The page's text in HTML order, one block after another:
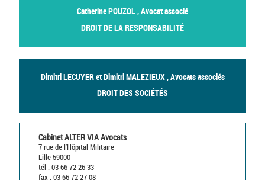
Catherine POUZOL , Avocat associé
DROIT DE LA RESPONSABILITÉ
Dimitri LECUYER et Dimitri MALEZIEUX , Avocats associés
DROIT DES SOCIÉTÉS
Cabinet ALTER VIA Avocats
7 rue de l’Hôpital Militaire
Lille 59000
tél : 03 66 72 26 33
fax : 03 66 72 27 08